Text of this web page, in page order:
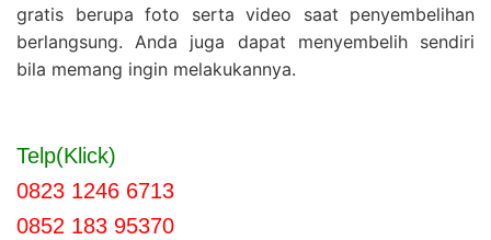
gratis berupa foto serta video saat penyembelihan
berlangsung. Anda juga dapat menyembelih sendiri
bila memang ingin melakukannya.
Telp(Klick)
0823 1246 6713
0852 183 95370